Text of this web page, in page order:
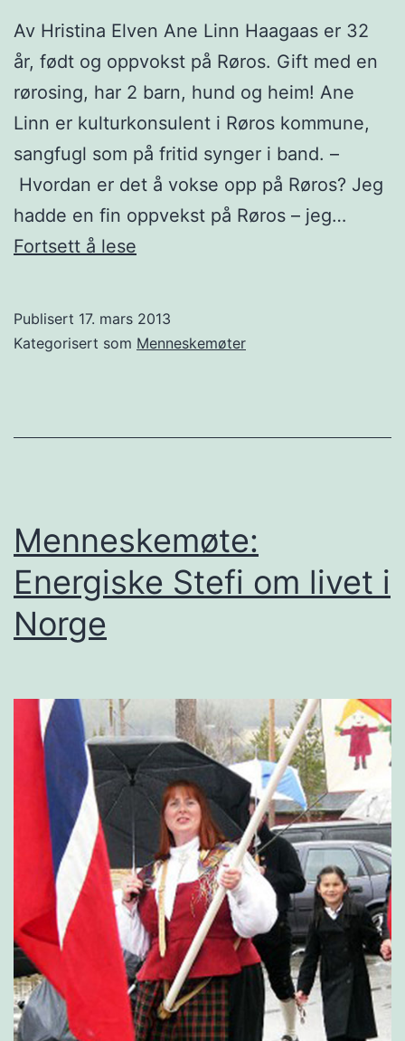
Av Hristina Elven Ane Linn Haagaas er 32
år, født og oppvokst på Røros. Gift med en
rørosing, har 2 barn, hund og heim! Ane
Linn er kulturkonsulent i Røros kommune,
sangfugl som på fritid synger i band. –
Hvordan er det å vokse opp på Røros? Jeg
hadde en fin oppvekst på Røros – jeg…
Fortsett å lese
kulturkonsulenten
Publisert 17. mars 2013
Kategorisert som Menneskemøter
Menneskemøte:
Energiske Stefi om livet i
Norge